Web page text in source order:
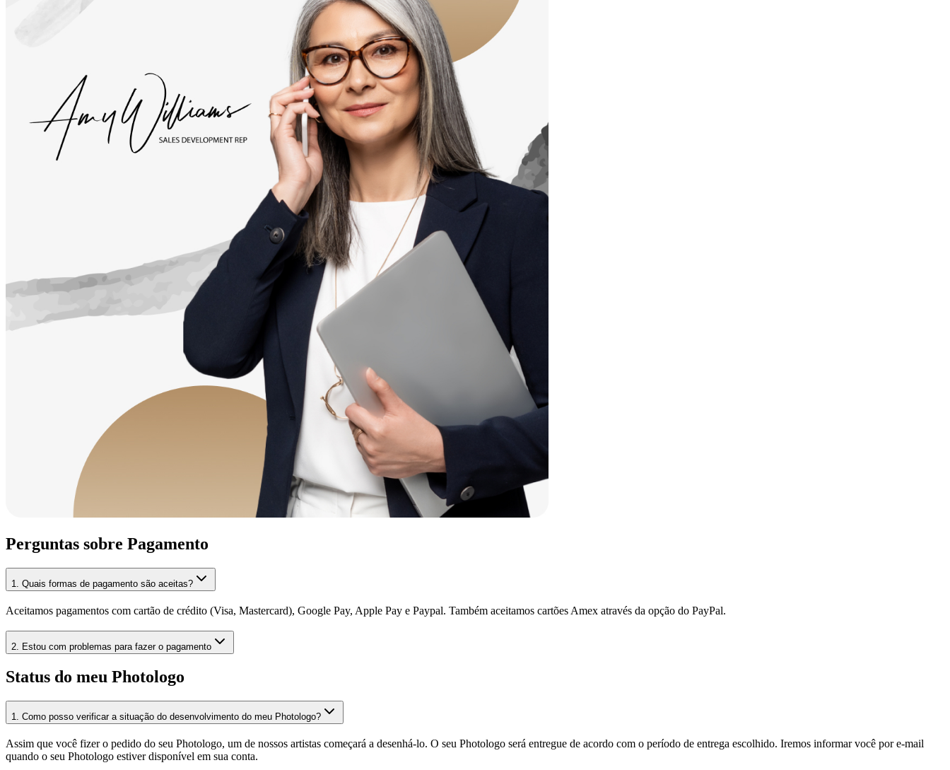
Perguntas sobre Pagamento
1. Quais formas de pagamento são aceitas?
Aceitamos pagamentos com cartão de crédito (Visa, Mastercard), Google Pay, Apple Pay e Paypal. Também aceitamos cartões Amex através da opção do PayPal.
2 Estou com problemas para fazer o pagamento
Status do meu Photologo
1. Como posso verificar a situação do desenvolvimento do meu Photologo?
Assim que você fizer o pedido do seu Photologo, um de nossos artistas começará a desenhá-lo. O seu Photologo será entregue de acordo com o período de entrega escolhido. Iremos informar você por e-mail
quando o seu Photologo estiver disponível em sua conta.